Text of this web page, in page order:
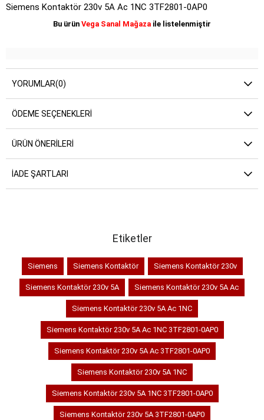
Siemens Kontaktör 230v 5A Ac 1NC 3TF2801-0AP0
Bu ürün Vega Sanal Mağaza ile listelenmiştir
YORUMLAR(0)
ÖDEME SEÇENEKLERI
ÜRÜN ÖNERILERI
İADE ŞARTLARI
Etiketler
Siemens Siemens Kontaktör Siemens Kontaktör 230v
Siemens Kontaktör 230v 5A Siemens Kontaktör 230v 5A Ac
Siemens Kontaktör 230v 5A Ac 1NC
Siemens Kontaktör 230v 5A Ac 1NC 3TF2801-0AP0
Siemens Kontaktör 230v 5A Ac 3TF2801-0AP0
Siemens Kontaktör 230v 5A 1NC
Siemens Kontaktör 230v 5A 1NC 3TF2801-0AP0
Siemens Kontaktör 230v 5A 3TF2801-0AP0